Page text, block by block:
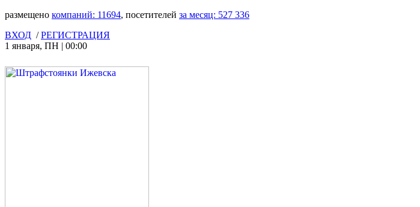
размещено компаний: 11694, посетителей за месяц: 527 336
ВХОД /РЕГИСТРАЦИЯ
1 января, ПН | 00:00